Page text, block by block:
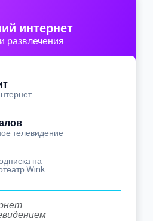
интернет
развлечения
телевидение
на
Wink